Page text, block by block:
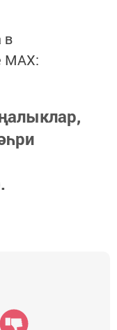
в
MАХ: